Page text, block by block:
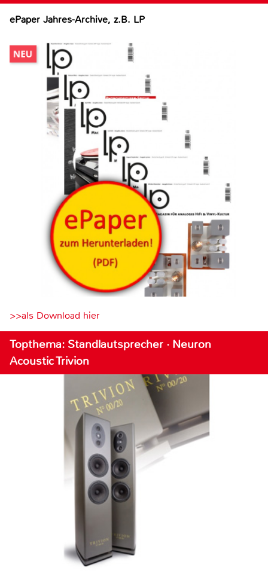
ePaper Jahres-Archive, z.B. LP
>>als Download hier
Topthema: Standlautsprecher · Neuron
Acoustic Trivion